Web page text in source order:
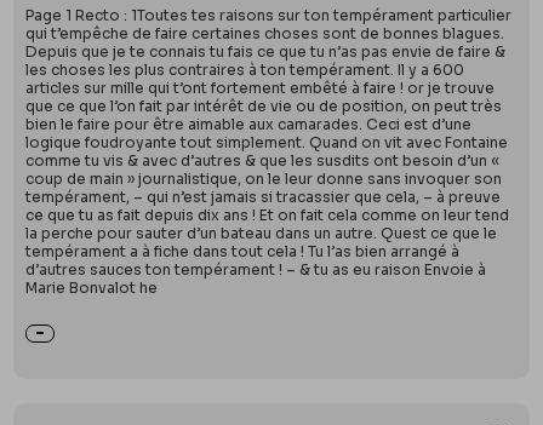
Page 1 Recto : 1Toutes tes raisons sur ton tempérament particulier
qui t’empêche de faire certaines choses sont de bonnes blagues.
Depuis que je te connais tu fais ce que tu n’as pas envie de faire &
les choses les plus contraires à ton tempérament. Il y a 600
articles sur mille qui t’ont fortement embêté à faire ! or je trouve
que ce que l’on fait par intérêt de vie ou de position, on peut très
bien le faire pour être aimable aux camarades. Ceci est d’une
logique foudroyante tout simplement. Quand on vit avec Fontaine
comme tu vis & avec d’autres & que les susdits ont besoin d’un «
coup de main » journalistique, on le leur donne sans invoquer son
tempérament, – qui n’est jamais si tracassier que cela, – à preuve
ce que tu as fait depuis dix ans ! Et on fait cela comme on leur tend
la perche pour sauter d’un bateau dans un autre. Quest ce que le
tempérament a à fiche dans tout cela ! Tu l’as bien arrangé à
d’autres sauces ton tempérament ! – & tu as eu raison Envoie à
Marie Bonvalot he